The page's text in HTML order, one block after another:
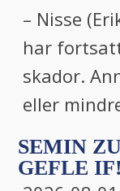
– Nisse
har
skador.
eller
SEMIN
GEFLE IF!